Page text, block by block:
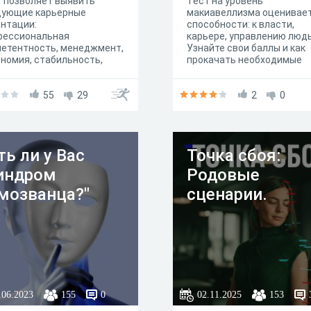
карьерные
менеджмент,
стабильность,
баллов, которая
ваш карьерный
55 29
макиавеллизма
способности: к власти,
карьере, управлению
Узнайте свои баллы и как
прокачать необходимые
2 0
ли у Вас
155 0
Точка сбоя:
Родовые
сценарии.
02.11.2025 153